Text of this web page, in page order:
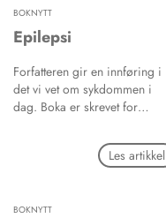
BOKNYTT
Epilepsi
Forfatteren gir en innføring i
det vi vet om sykdommen i
dag. Boka er skrevet for
alle som forholder seg til
epilepsi i arbeid eller privat.
Les artikkel
BOKNYTT